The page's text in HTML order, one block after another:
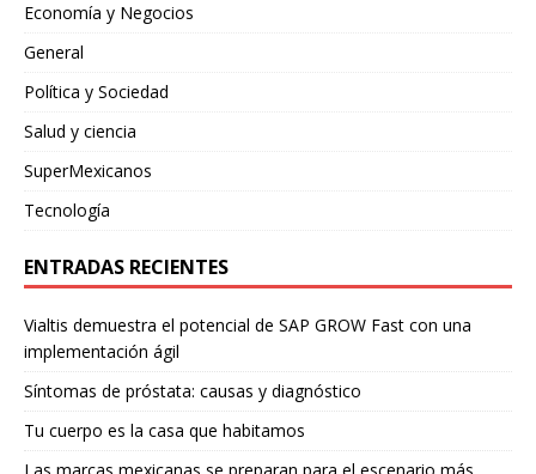
Economía y Negocios
General
Política y Sociedad
Salud y ciencia
SuperMexicanos
Tecnología
ENTRADAS RECIENTES
Vialtis demuestra el potencial de SAP GROW Fast con una
implementación ágil
Síntomas de próstata: causas y diagnóstico
Tu cuerpo es la casa que habitamos